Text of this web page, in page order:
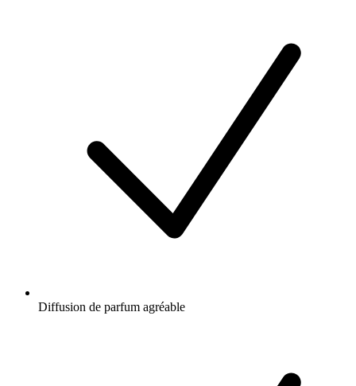
Diffusion de parfum agréable